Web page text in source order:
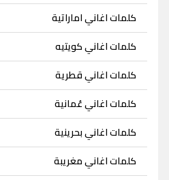
كلمات اغاني اماراتية
كلمات اغاني كويتيه
كلمات اغاني قطرية
كلمات اغاني عُمانية
كلمات اغاني بحرينية
كلمات اغاني مغريبة